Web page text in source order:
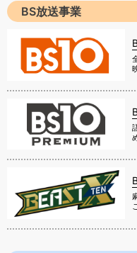
BS放送事業